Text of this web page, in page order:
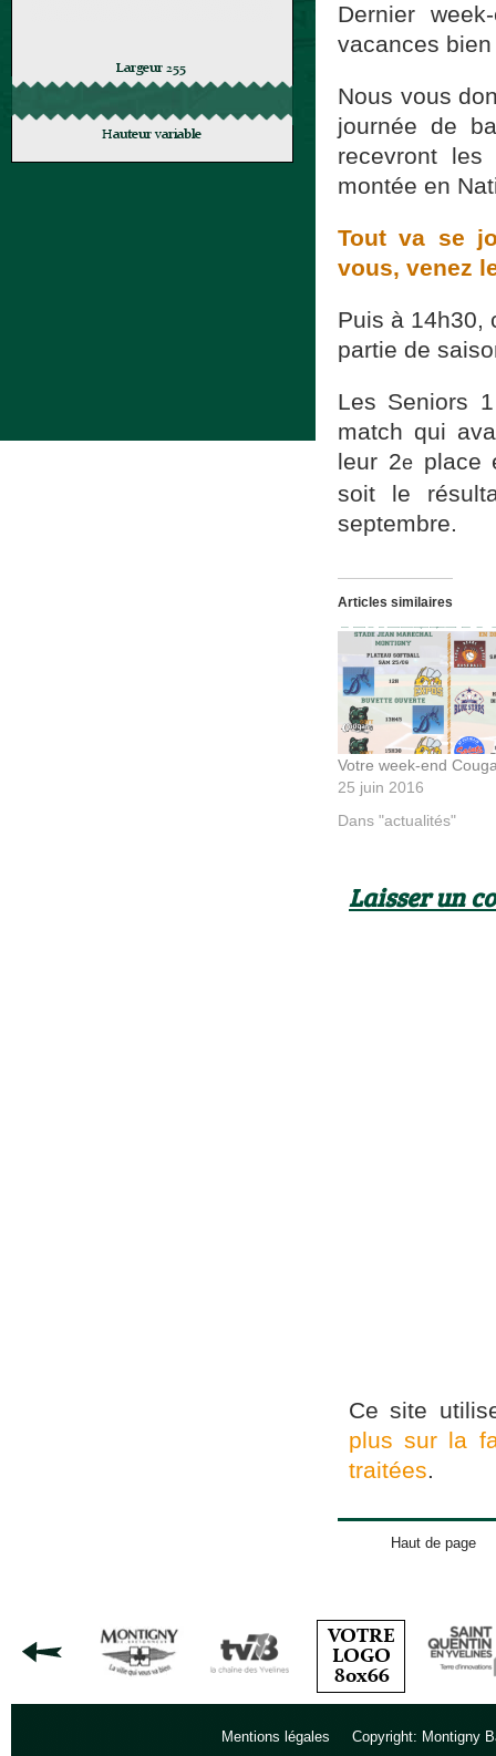
Dernier
vacances
Nous vous
journée de
recevront
montée en
Tout va se
vous, venez
Puis à 14h30,
partie de
Les Seniors
match qui
leur 2eplace
soit le
septembre.
Articles similaires
Votre week-end
25 juin 2016
Dans "actualités"
Laisser un
Ce site
plus sur la
traitées.
Haut de page
Mentions légales Copyright: Montigny